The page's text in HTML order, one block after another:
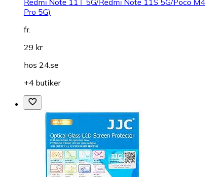
Redmi Note 11T 5G/Redmi Note 11S 5G/Poco M4
Pro 5G)
fr.
29 kr
hos 24.se
+4 butiker